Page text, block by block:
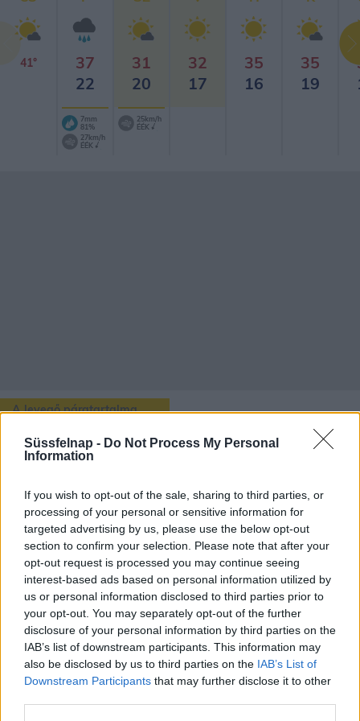
Süssfelnap - Do Not Process My Personal
Information
If you wish to opt-out of the sale, sharing to third parties, or
processing of your personal or sensitive information for
targeted advertising by us, please use the below opt-out
section to confirm your selection. Please note that after your
opt-out request is processed you may continue seeing
interest-based ads based on personal information utilized by
us or personal information disclosed to third parties prior to
your opt-out. You may separately opt-out of the further
disclosure of your personal information by third parties on the
IAB’s list of downstream participants. This information may
also be disclosed by us to third parties on the IAB’s List of
Downstream Participants that may further disclose it to other
41°
37
22
7mm
81%
27km/h
ÉÉK
31
20
25km/h
ÉÉK
32
17
35
16
35
19
A levegő páratartalma
Nyíregyházatelepülésén lévő aktuális páratartalmat a fenti
térképen és kiíráson láthatjuk, de ezen túl még rengeteg érdekes
Pára akkor képződik, mikor a Nap felmelegíti a vizet, így vízgőz
formájában a levegőbe kerül. Ha jobban melegszik a víz, azzal több
vízgőz kerül a levegőbe. A melegedéssel együtt a légkör pára-
kapacitása is növekszik. A páratartalom fogalom alatt kétféle
kifejezést különböztetünk meg:
abszolút páratartalom,ami az 1m3 levegőben lévő vízpára me
nnyiségét mutatja (g/m3).
relatív, vagy viszonylagos páratartalom, ami a levegőben lév
ő vízpára arányát mutatja adott hőmérsékleten a lehetséges telí
tettséghez.